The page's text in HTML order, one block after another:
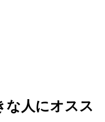
な人にオスス